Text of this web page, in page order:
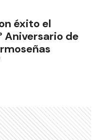
éxito el
Aniversario de